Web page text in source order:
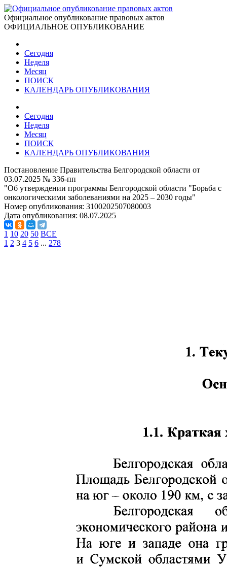
Официальное опубликование правовых актов
ОФИЦИАЛЬНОЕ ОПУБЛИКОВАНИЕ
Сегодня
Неделя
Месяц
ПОИСК
КАЛЕНДАРЬ ОПУБЛИКОВАНИЯ
Сегодня
Неделя
Месяц
ПОИСК
КАЛЕНДАРЬ ОПУБЛИКОВАНИЯ
Постановление Правительства Белгородской области от
03.07.2025 № 336-пп
"Об утверждении программы Белгородской области "Борьба с
онкологическими заболеваниями на 2025 – 2030 годы"
Номер опубликования: 3100202507080003
Дата опубликования: 08.07.2025
1 10 20 50 ВСЕ
1 2 3 4 5 6 ... 278